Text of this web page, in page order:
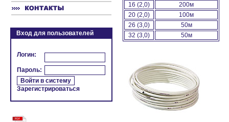
Вход для пользователей
Логин:
Пароль:
Зарегистрироваться
16 (2,0)
200м
20 (2,0)
100м
26 (3,0)
50м
32 (3,0)
50м